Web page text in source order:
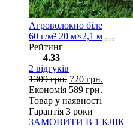
Агроволокно біле
60 г/м² 20 м×2,1 м
Рейтинг
4.33
2 відгуків
1309грн. 720 грн.
Економія 589 грн.
Товар у наявності
Гарантія 3 роки
ЗАМОВИТИ В 1 КЛІК